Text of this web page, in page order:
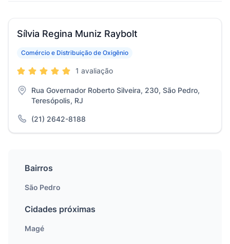
Sílvia Regina Muniz Raybolt
Comércio e Distribuição de Oxigênio
1 avaliação
Rua Governador Roberto Silveira, 230, São Pedro,
Teresópolis, RJ
(21) 2642-8188
Bairros
São Pedro
Cidades próximas
Magé